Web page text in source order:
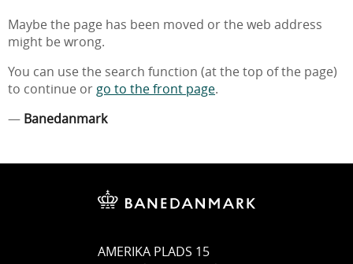
Maybe the page has been moved or the web address
might be wrong.
You can use the search function (at the top of the page)
to continue or go to the front page.
— Banedanmark
AMERIKA PLADS 15